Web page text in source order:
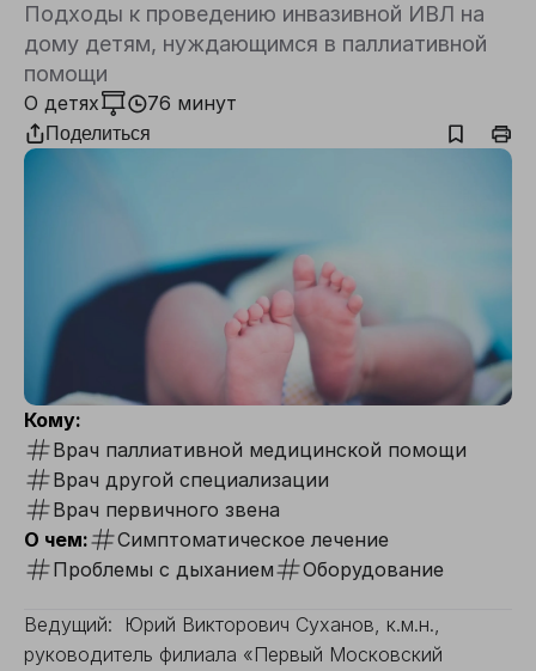
Подходы к проведению инвазивной ИВЛ на
дому детям, нуждающимся в паллиативной
помощи
О детях 76 минут
Поделиться
Кому:
Врач паллиативной медицинской помощи
Врач другой специализации
Врач первичного звена
О чем:
Симптоматическое лечение
Проблемы с дыханием
Оборудование
Ведущий: Юрий Викторович Суханов, к.м.н.,
руководитель филиала «Первый Московский